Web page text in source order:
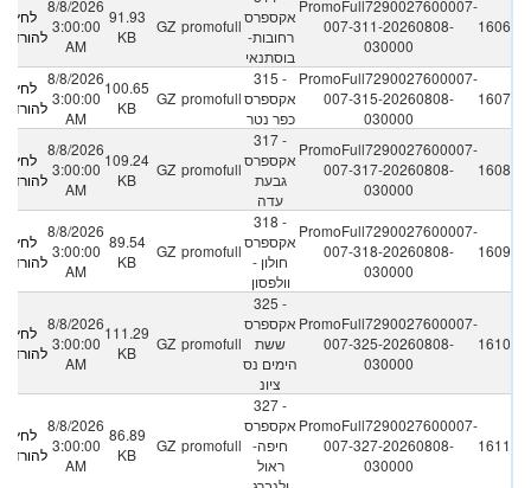
לחץ
להורדה
8/8/2026
3:00:00
AM
91.93
KB
GZ promofullאקספרס
רחובות-
בוסתנאי
PromoFull7290027600007-
007-311-20260808-
030000
1606
לחץ
להורדה
8/8/2026
3:00:00
AM
100.65
KB
GZ promofull
315 -
אקספרס
כפר נטר
PromoFull7290027600007-
007-315-20260808-
030000
1607
לחץ
להורדה
8/8/2026
3:00:00
AM
109.24
KB
GZ promofull
317 -
אקספרס
גבעת
עדה
PromoFull7290027600007-
007-317-20260808-
030000
1608
לחץ
להורדה
8/8/2026
3:00:00
AM
89.54
KB
GZ promofull
318 -
אקספרס
חולון -
וולפסון
PromoFull7290027600007-
007-318-20260808-
030000
1609
לחץ
להורדה
8/8/2026
3:00:00
AM
111.29
KB
GZ promofull
325 -
אקספרס
ששת
הימים נס
ציונ
PromoFull7290027600007-
007-325-20260808-
030000
1610
לחץ
להורדה
8/8/2026
3:00:00
AM
86.89
KB
GZ promofull
327 -
אקספרס
חיפה-
ראול
PromoFull7290027600007-
007-327-20260808-
030000
1611